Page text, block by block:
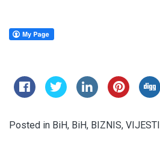
Posted in BiH, BiH, BIZNIS, VIJESTI